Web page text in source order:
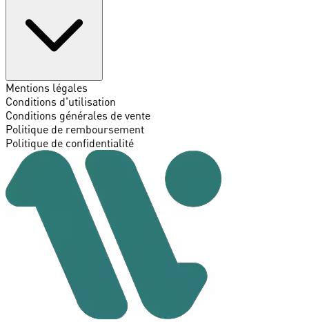
Mentions légales
Conditions d'utilisation
Conditions générales de vente
Politique de remboursement
Politique de confidentialité